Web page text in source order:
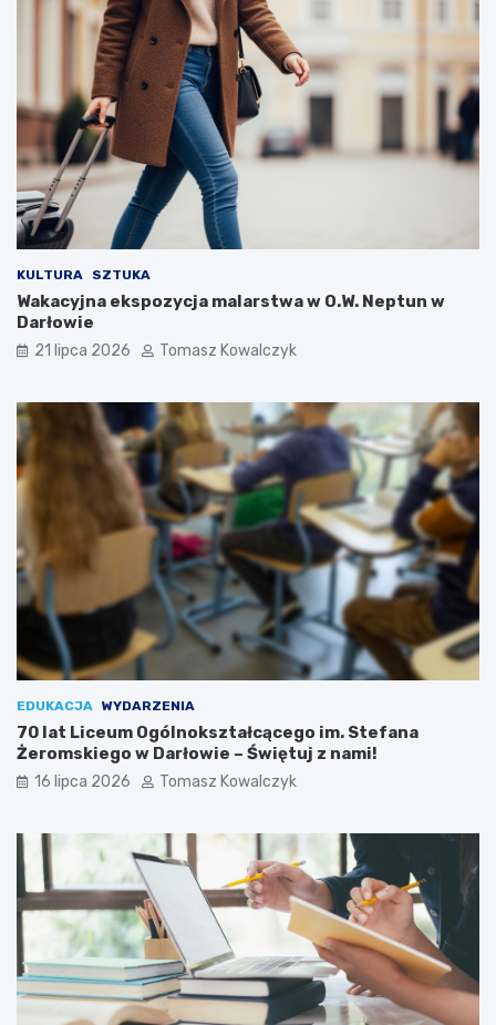
KULTURA SZTUKA
Wakacyjna ekspozycja malarstwa w O.W. Neptun w
Darłowie
21 lipca 2026 Tomasz Kowalczyk
EDUKACJA WYDARZENIA
70 lat Liceum Ogólnokształcącego im. Stefana
Żeromskiego w Darłowie – Świętuj z nami!
16 lipca 2026 Tomasz Kowalczyk